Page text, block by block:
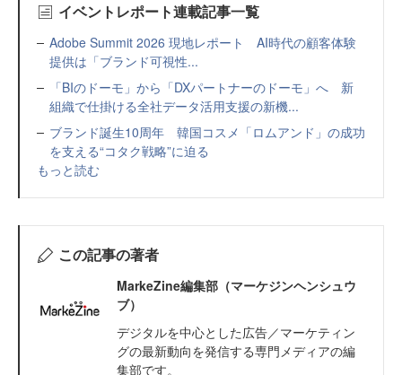
イベントレポート連載記事一覧
Adobe Summit 2026 現地レポート AI時代の顧客体験
提供は「ブランド可視性...
「BIのドーモ」から「DXパートナーのドーモ」へ 新
組織で仕掛ける全社データ活用支援の新機...
ブランド誕生10周年 韓国コスメ「ロムアンド」の成功
を支える“コタク戦略”に迫る
もっと読む
この記事の著者
MarkeZine編集部（マーケジンヘンシュウ
ブ）
デジタルを中心とした広告／マーケティン
グの最新動向を発信する専門メディアの編
集部です。